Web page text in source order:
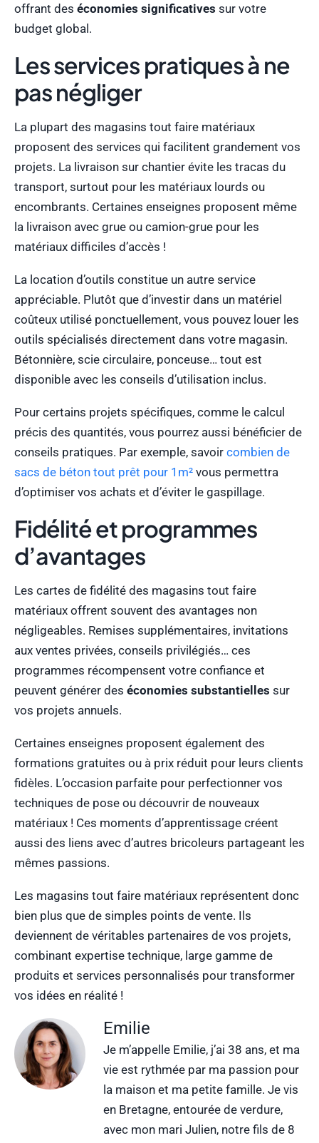
offrant des économies significatives sur votre
budget global.
Les services pratiques à ne
pas négliger
La plupart des magasins tout faire matériaux
proposent des services qui facilitent grandement vos
projets. La livraison sur chantier évite les tracas du
transport, surtout pour les matériaux lourds ou
encombrants. Certaines enseignes proposent même
la livraison avec grue ou camion-grue pour les
matériaux difficiles d’accès !
La location d’outils constitue un autre service
appréciable. Plutôt que d’investir dans un matériel
coûteux utilisé ponctuellement, vous pouvez louer les
outils spécialisés directement dans votre magasin.
Bétonnière, scie circulaire, ponceuse… tout est
disponible avec les conseils d’utilisation inclus.
Pour certains projets spécifiques, comme le calcul
précis des quantités, vous pourrez aussi bénéficier de
conseils pratiques. Par exemple, savoir combien de
sacs de béton tout prêt pour 1m² vous permettra
d’optimiser vos achats et d’éviter le gaspillage.
Fidélité et programmes
d’avantages
Les cartes de fidélité des magasins tout faire
matériaux offrent souvent des avantages non
négligeables. Remises supplémentaires, invitations
aux ventes privées, conseils privilégiés… ces
programmes récompensent votre confiance et
peuvent générer des économies substantielles sur
vos projets annuels.
Certaines enseignes proposent également des
formations gratuites ou à prix réduit pour leurs clients
fidèles. L’occasion parfaite pour perfectionner vos
techniques de pose ou découvrir de nouveaux
matériaux ! Ces moments d’apprentissage créent
aussi des liens avec d’autres bricoleurs partageant les
mêmes passions.
Les magasins tout faire matériaux représentent donc
bien plus que de simples points de vente. Ils
deviennent de véritables partenaires de vos projets,
combinant expertise technique, large gamme de
produits et services personnalisés pour transformer
vos idées en réalité !
Emilie
Je m’appelle Emilie, j’ai 38 ans, et ma
vie est rythmée par ma passion pour
la maison et ma petite famille. Je vis
en Bretagne, entourée de verdure,
avec mon mari Julien, notre fils de 8